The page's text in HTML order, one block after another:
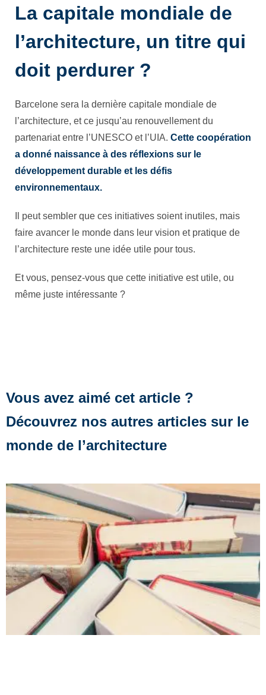
La capitale mondiale de
l’architecture, un titre qui
doit perdurer ?
Barcelone sera la dernière capitale mondiale de
l’architecture, et ce jusqu’au renouvellement du
partenariat entre l’UNESCO et l’UIA. Cette coopération
a donné naissance à des réflexions sur le
développement durable et les défis
environnementaux.
Il peut sembler que ces initiatives soient inutiles, mais
faire avancer le monde dans leur vision et pratique de
l’architecture reste une idée utile pour tous.
Et vous, pensez-vous que cette initiative est utile, ou
même juste intéressante ?
Vous avez aimé cet article ?
Découvrez nos autres articles sur le
monde de l’architecture